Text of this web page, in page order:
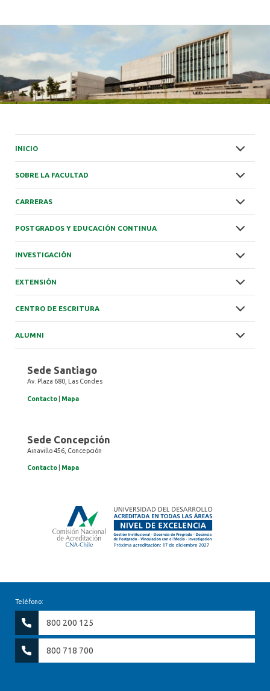
INICIO
SOBRE LA FACULTAD
CARRERAS
POSTGRADOS Y EDUCACIÓN CONTINUA
INVESTIGACIÓN
EXTENSIÓN
CENTRO DE ESCRITURA
ALUMNI
Sede Santiago
Av. Plaza 680, Las Condes
Contacto Mapa
Sede Concepción
Ainavillo 456, Concepción
Contacto Mapa
Teléfono:
800 200 125
800 718 700